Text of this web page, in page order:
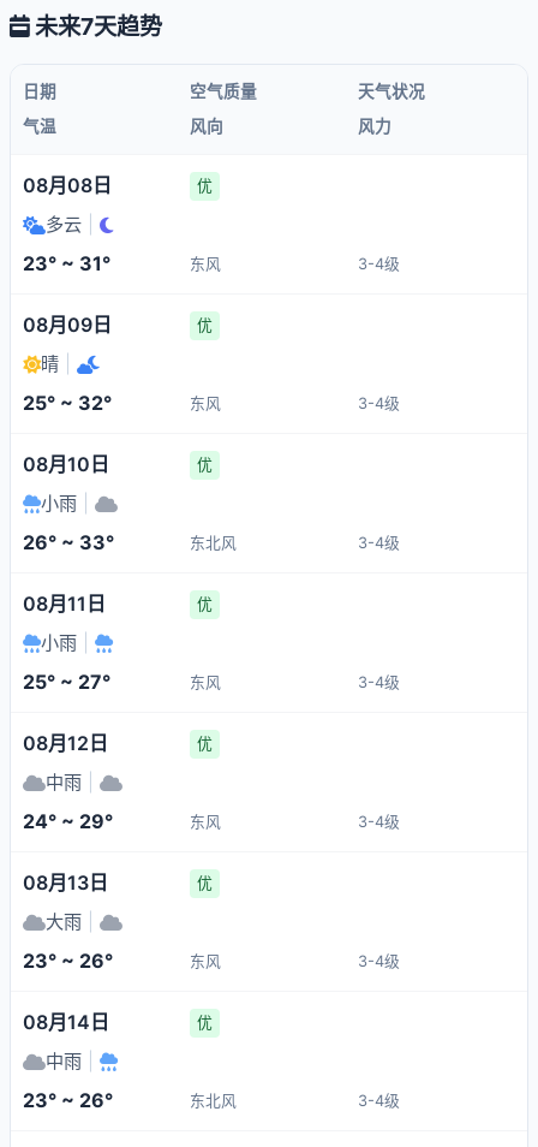
未来7天趋势
日期 空气质量
天气状况
气温
风向 风力
08月08日 优
多云
23° ~ 31° 东风 3-4级
08月09日 优
晴
25° ~ 32° 东风 3-4级
08月10日 优
小雨
26° ~ 33° 东北风 3-4级
08月11日 优
小雨
25° ~ 27° 东风 3-4级
08月12日 优
中雨
24° ~ 29° 东风 3-4级
08月13日 优
大雨
23° ~ 26° 东风 3-4级
08月14日 优
中雨
23° ~ 26° 东北风 3-4级